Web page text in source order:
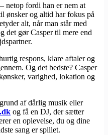
netop fordi han er nem at
ønsker og altid har fokus på
alt, når man står med
det gør Casper til mere end
respons, klare aftaler og
Og det bedste? Casper
varighed, lokation og
af dårlig musik eller
og få en DJ, der sætter
en oplevelse, du og dine
sang er spillet.